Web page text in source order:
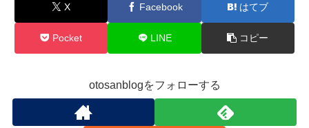
X Facebook はてブ
Pocket LINE コピー
otosanblogをフォローする